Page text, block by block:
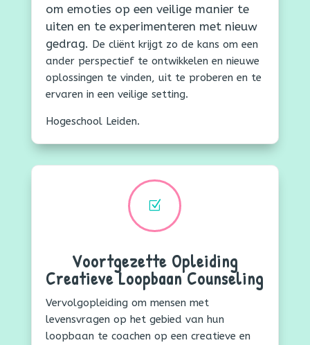
om emoties op een veilige manier te
uiten en te experimenteren met nieuw
gedrag. De cliënt krijgt zo de kans om een
ander perspectief te ontwikkelen en nieuwe
oplossingen te vinden, uit te proberen en te
ervaren in een veilige setting.
Hogeschool Leiden.
Z
Voortgezette Opleiding
Creatieve Loopbaan Counseling
Vervolgopleiding om mensen met
levensvragen op het gebied van hun
loopbaan te coachen op een creatieve en